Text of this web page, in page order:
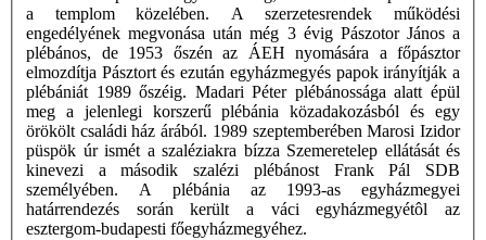
a templom közelében. A szerzetesrendek működési
engedélyének megvonása után még 3 évig Pászotor János a
plébános, de 1953 őszén az ÁEH nyomására a főpásztor
elmozdítja Pásztort és ezután egyházmegyés papok irányítják a
plébániát 1989 őszéig. Madari Péter plébánossága alatt épül
meg a jelenlegi korszerű plébánia közadakozásból és egy
örökölt családi ház árából. 1989 szeptemberében Marosi Izidor
püspök úr ismét a szaléziakra bízza Szemeretelep ellátását és
kinevezi a második szalézi plébánost Frank Pál SDB
személyében. A plébánia az 1993-as egyházmegyei
határrendezés során került a váci egyházmegyétôl az
esztergom-budapesti főegyházmegyéhez.